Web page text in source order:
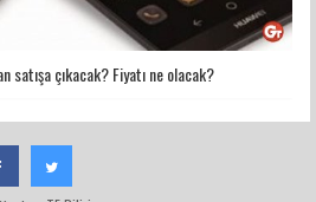
satışa çıkacak? Fiyatı ne olacak?